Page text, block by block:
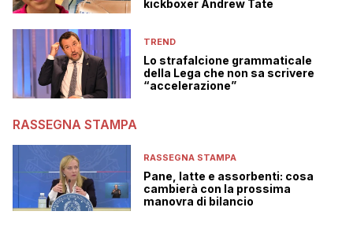
kickboxer Andrew Tate
TREND
Lo strafalcione grammaticale
della Lega che non sa scrivere
“accelerazione”
RASSEGNA STAMPA
RASSEGNA STAMPA
Pane, latte e assorbenti: cosa
cambierà con la prossima
manovra di bilancio